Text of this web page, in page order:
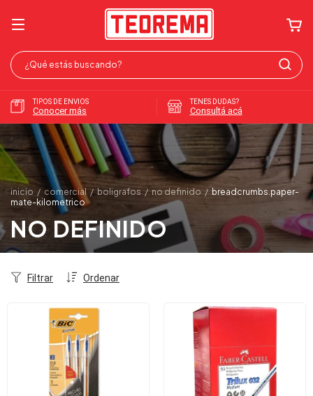
TIPOS DE ENVIOS
Conocer más
TENES DUDAS?
Consultá acá
inicio / comercial / boligrafos / no definido / breadcrumbs.paper-
mate-kilometrico
NO DEFINIDO
Ordenar
Filtrar